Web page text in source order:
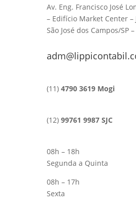
Av. Eng. Francisco José
– Edifício Market Center –
São José dos Campos/SP
(11) 4790 3619 Mogi
(12) 99761 9987 SJC
08h – 18h
Segunda a Quinta
08h – 17h
Sexta